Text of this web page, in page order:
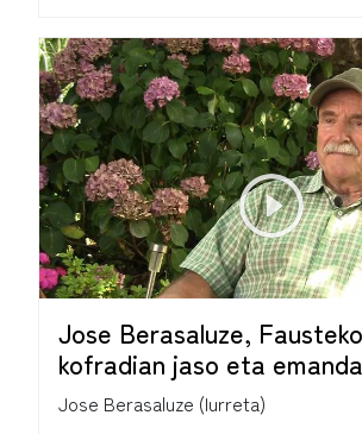
Jose Berasaluze, Fausteko
kofradian jaso eta
Jose Berasaluze (Iurreta)